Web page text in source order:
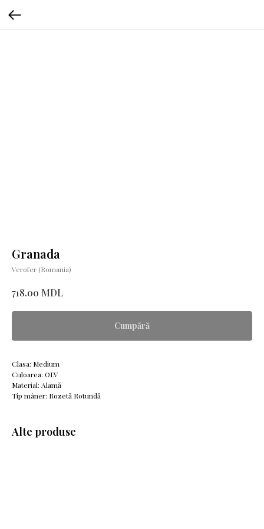
Granada
Verofer (Romania)
718.00 MDL
Cumpără
Clasa: Medium
Culoarea: OLV
Material: Alamă
Tip mâner: Rozetă Rotundă
Alte produse